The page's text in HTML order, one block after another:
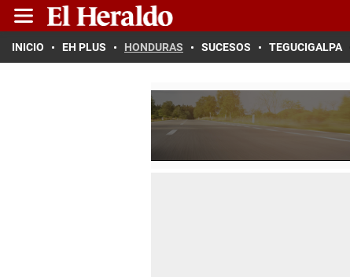
INICIO EH PLUS HONDURAS SUCESOS TEGUCIGALPA